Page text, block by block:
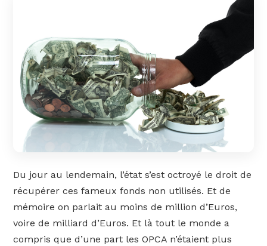
Du jour au lendemain, l’état s’est octroyé le droit de
récupérer ces fameux fonds non utilisés. Et de
mémoire on parlait au moins de million d’Euros,
voire de milliard d’Euros. Et là tout le monde a
compris que d’une part les OPCA n’étaient plus